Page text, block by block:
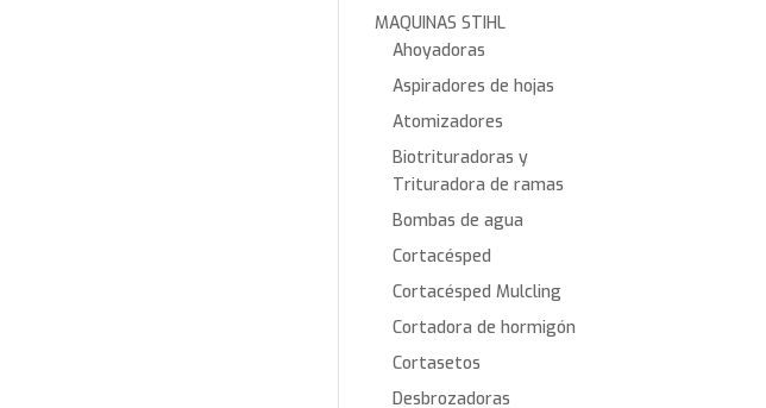
MAQUINAS STIHL
Ahoyadoras
Aspiradores de hojas
Atomizadores
Biotrituradoras y
Trituradora de ramas
Bombas de agua
Cortacésped
Cortacésped Mulcling
Cortadora de hormigón
Cortasetos
Desbrozadoras